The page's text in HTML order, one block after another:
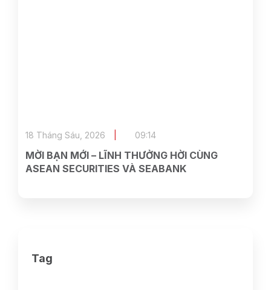
MỜI BẠN MỚI – LĨNH THƯỞNG HỜI CÙNG
ASEAN SECURITIES VÀ SEABANK
18 Tháng Sáu, 2026 09:14
Tag